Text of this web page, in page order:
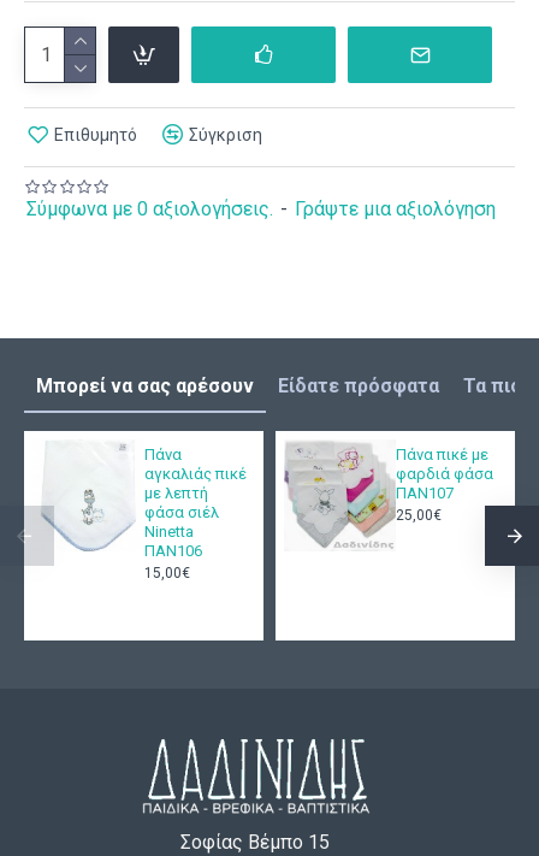
Σύμφωνα με 0 αξιολογήσεις. - Γράψτε μια αξιολόγηση
Επιθυμητό Σύγκριση
Μπορεί να σας αρέσουν Είδατε πρόσφατα Τα πιο
Πάνα
αγκαλιάς πικέ
με λεπτή
φάσα σιέλ
Ninetta
ΠΑΝ106
15,00€
Πάνα πικέ με
φαρδιά φάσα
ΠΑΝ107
25,00€
Σοφίας Βέμπο 15